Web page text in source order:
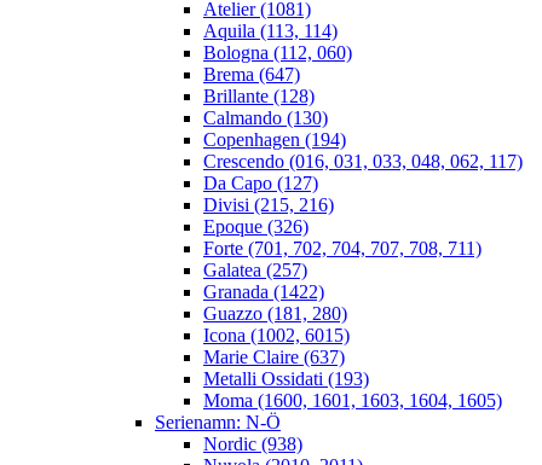
Atelier (1081)
Aquila (113, 114)
Bologna (112, 060)
Brema (647)
Brillante (128)
Calmando (130)
Copenhagen (194)
Crescendo (016, 031, 033, 048, 062, 117)
Da Capo (127)
Divisi (215, 216)
Epoque (326)
Forte (701, 702, 704, 707, 708, 711)
Galatea (257)
Granada (1422)
Guazzo (181, 280)
Icona (1002, 6015)
Marie Claire (637)
Metalli Ossidati (193)
Moma (1600, 1601, 1603, 1604, 1605)
Serienamn: N-Ö
Nordic (938)